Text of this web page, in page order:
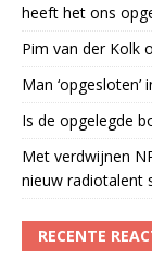
heeft het ons
Pim van der Kolk
Man
Is de opgelegde
Met verdwijnen
nieuw radiotalent
RECENTE